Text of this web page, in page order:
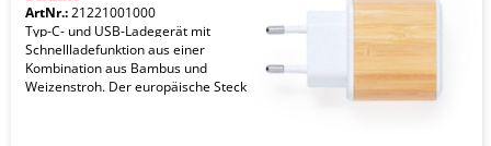
ArtNr.:21221001000
Typ-C- und USB-Ladegerät mit
Schnellladefunktion aus einer
Kombination aus Bambus und
Weizenstroh. Der europäische Steck